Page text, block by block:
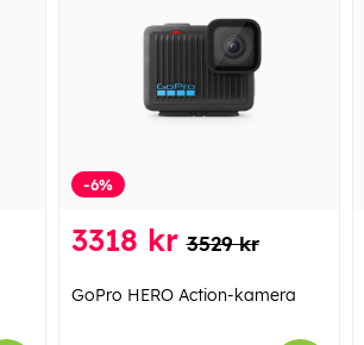
-6%
3318 kr 3529 kr
GoPro HERO Action-kamera